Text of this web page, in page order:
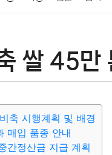
회 정치 건강 의료
쌀 45만
축 시행계획 및 배경
매입 품종 안내
간정산금 지급 계획